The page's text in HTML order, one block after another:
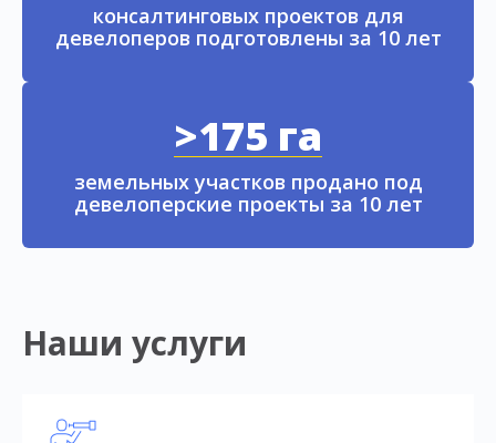
консалтинговых проектов для
девелоперов подготовлены за 10 лет
>175 га
земельных участков продано под
девелоперские проекты за 10 лет
Наши услуги